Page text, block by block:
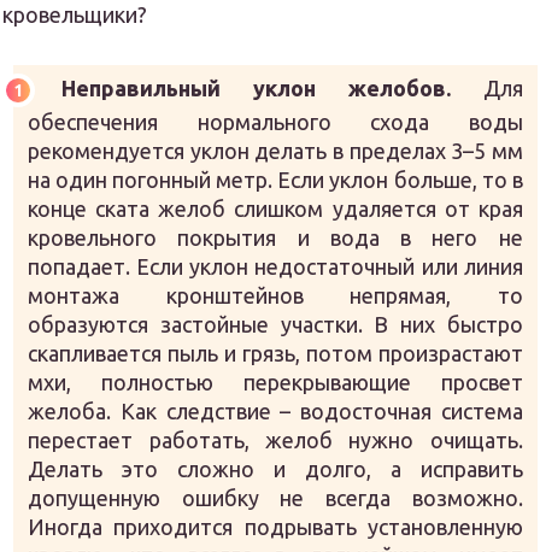
кровельщики?
Неправильный уклон желобов.Для
обеспечения нормального схода воды
рекомендуется уклон делать в пределах 3–5 мм
на один погонный метр. Если уклон больше, то в
конце ската желоб слишком удаляется от края
кровельного покрытия и вода в него не
попадает. Если уклон недостаточный или линия
монтажа кронштейнов непрямая, то
образуются застойные участки. В них быстро
скапливается пыль и грязь, потом произрастают
мхи, полностью перекрывающие просвет
желоба. Как следствие – водосточная система
перестает работать, желоб нужно очищать.
Делать это сложно и долго, а исправить
допущенную ошибку не всегда возможно.
Иногда приходится подрывать установленную